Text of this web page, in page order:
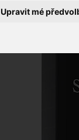
Upravit mé